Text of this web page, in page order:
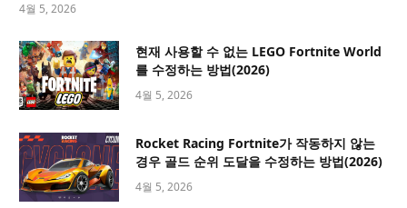
4월 5, 2026
현재 사용할 수 없는 LEGO Fortnite World
를 수정하는 방법(2026)
4월 5, 2026
Rocket Racing Fortnite가 작동하지 않는
경우 골드 순위 도달을 수정하는 방법(2026)
4월 5, 2026